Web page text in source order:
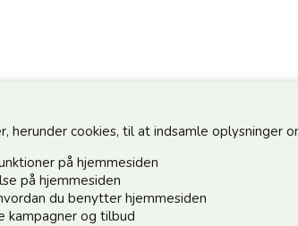
herunder cookies, til at indsamle oplysninger
på hjemmesiden
på hjemmesiden
du benytter hjemmesiden
kampagner og tilbud